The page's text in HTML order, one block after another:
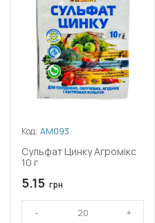
Код: АМ093
Сульфат Цинку Агромікс
10 г
5.15 грн